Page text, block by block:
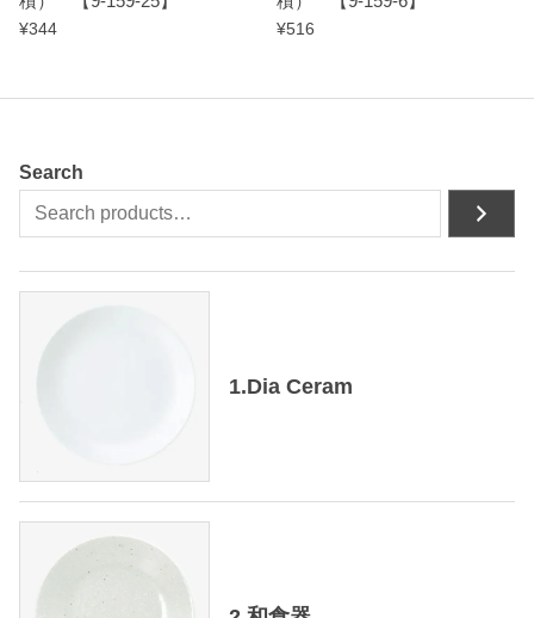
¥344 ¥516
Search
1.Dia Ceram